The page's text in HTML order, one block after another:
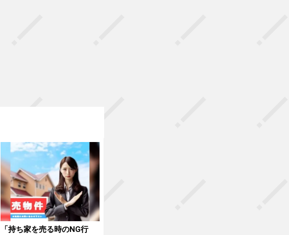
「持ち家を売る時のNG行